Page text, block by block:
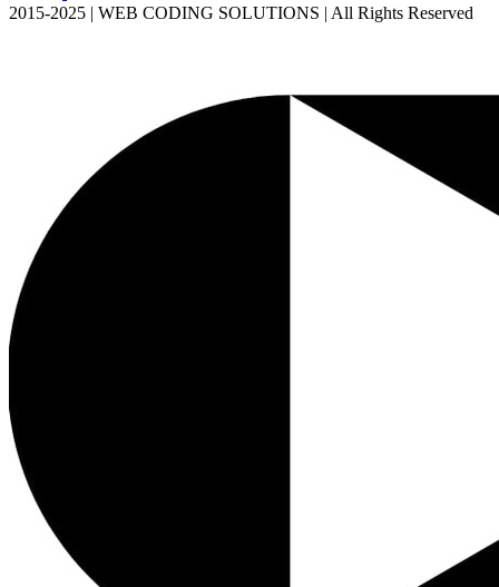
2015-2025 | WEB CODING SOLUTIONS | All Rights Reserved